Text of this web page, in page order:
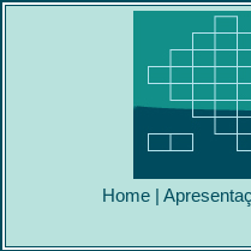
Home |